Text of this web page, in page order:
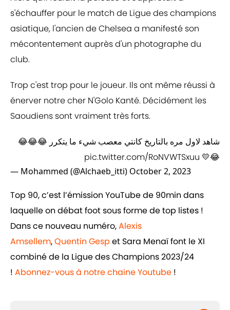
s'échauffer pour le match de Ligue des champions
asiatique, l'ancien de Chelsea a manifesté son
mécontentement auprès d'un photographe du
club.
Trop c'est trop pour le joueur. Ils ont même réussi à
énerver notre cher N'Golo Kanté. Décidément les
Saoudiens sont vraiment très forts.
شاهد لاول مره بالتاريخ كانتي معصب شيء ما يتكرر 😂😂😂
😂💛
pic.twitter.com/RoNVWTSxuu
— ‏Mohammed (@Alchaeb_itti) October 2, 2023
Top 90, c’est l’émission YouTube de 90min dans
laquelle on débat foot sous forme de top listes !
Dans ce nouveau numéro,Alexis
Amsellem,Quentin Gesp et Sara Menaï font le XI
combiné de la Ligue des Champions 2023/24
! Abonnez-vous à notre chaine Youtube !